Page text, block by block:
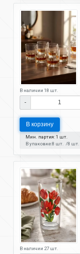
В наличии 18 шт.
-
В корзину
Мин. партия: 1 шт.
В упаковке:8 шт. 8 шт.
В наличии 27 шт.